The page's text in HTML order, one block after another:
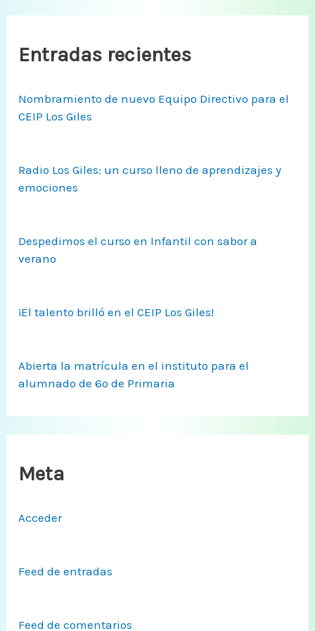
Entradas recientes
Nombramiento de nuevo Equipo Directivo para el
CEIP Los Giles
Radio Los Giles: un curso lleno de aprendizajes y
emociones
Despedimos el curso en Infantil con sabor a
verano
¡El talento brilló en el CEIP Los Giles!
Abierta la matrícula en el instituto para el
alumnado de 6º de Primaria
Meta
Acceder
Feed de entradas
Feed de comentarios